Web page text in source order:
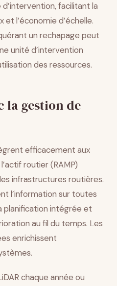
facilitant la
l’économie d’échelle.
un rechapage peut
unité d’intervention
des ressources.
la gestion de
efficacement aux
routier (RAMP)
infrastructures routières.
l’information sur toutes
intégrée et
au fil du temps. Les
enrichissent
chaque année ou